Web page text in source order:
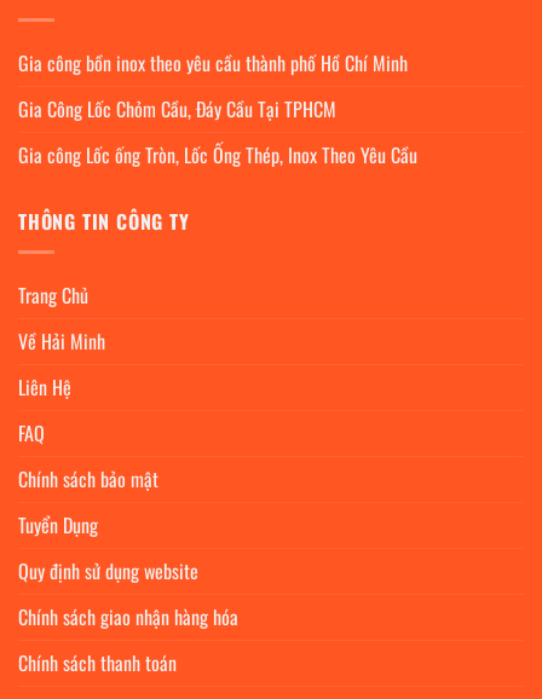
Gia công bồn inox theo yêu cầu thành phố Hồ Chí Minh
Gia Công Lốc Chỏm Cầu, Đáy Cầu Tại TPHCM
Gia công Lốc ống Tròn, Lốc Ống Thép, Inox Theo Yêu Cầu
THÔNG TIN CÔNG TY
Trang Chủ
Về Hải Minh
Liên Hệ
FAQ
Chính sách bảo mật
Tuyển Dụng
Quy định sử dụng website
Chính sách giao nhận hàng hóa
Chính sách thanh toán